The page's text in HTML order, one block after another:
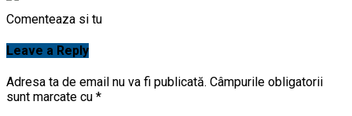
Comenteaza si tu
Leave a Reply
Adresa ta de email nu va fi publicată. Câmpurile obligatorii
sunt marcate cu *